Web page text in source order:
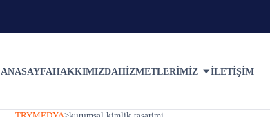
ANASAYFAHAKKIMIZDAHIZMETLERIMIZ İLETIŞIM